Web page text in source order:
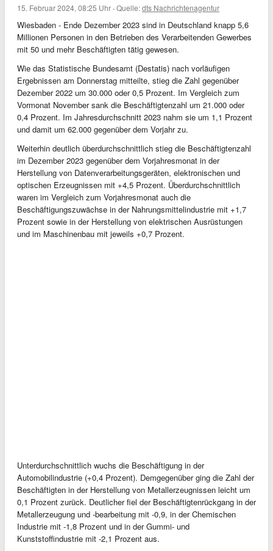
15. Februar 2024, 08:25 Uhr ·Quelle:dts Nachrichtenagentur
Wiesbaden - Ende Dezember 2023 sind in Deutschland knapp 5,6
Millionen Personen in den Betrieben des Verarbeitenden Gewerbes
mit 50 und mehr Beschäftigten tätig gewesen.
Wie das Statistische Bundesamt (Destatis) nach vorläufigen
Ergebnissen am Donnerstag mitteilte, stieg die Zahl gegenüber
Dezember 2022 um 30.000 oder 0,5 Prozent. Im Vergleich zum
Vormonat November sank die Beschäftigtenzahl um 21.000 oder
0,4 Prozent. Im Jahresdurchschnitt 2023 nahm sie um 1,1 Prozent
und damit um 62.000 gegenüber dem Vorjahr zu.
Weiterhin deutlich überdurchschnittlich stieg die Beschäftigtenzahl
im Dezember 2023 gegenüber dem Vorjahresmonat in der
Herstellung von Datenverarbeitungsgeräten, elektronischen und
optischen Erzeugnissen mit +4,5 Prozent. Überdurchschnittlich
waren im Vergleich zum Vorjahresmonat auch die
Beschäftigungszuwächse in der Nahrungsmittelindustrie mit +1,7
Prozent sowie in der Herstellung von elektrischen Ausrüstungen
und im Maschinenbau mit jeweils +0,7 Prozent.
Unterdurchschnittlich wuchs die Beschäftigung in der
Automobilindustrie (+0,4 Prozent). Demgegenüber ging die Zahl der
Beschäftigten in der Herstellung von Metallerzeugnissen leicht um
0,1 Prozent zurück. Deutlicher fiel der Beschäftigtenrückgang in der
Metallerzeugung und -bearbeitung mit -0,9, in der Chemischen
Industrie mit -1,8 Prozent und in der Gummi- und
Kunststoffindustrie mit -2,1 Prozent aus.